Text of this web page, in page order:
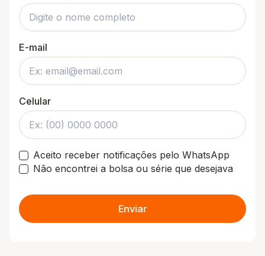
E-mail
Celular
Aceito receber notificações pelo WhatsApp
Não encontrei a bolsa ou série que desejava
Enviar